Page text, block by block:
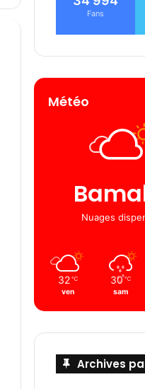
Fans
Météo
Nuages
32 ℃
ven
30 ℃
sam
Archives